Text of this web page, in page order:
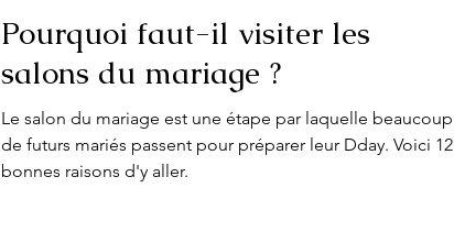
Pourquoi faut-il visiter les
salons du mariage ?
Le salon du mariage est une étape par laquelle beaucoup
de futurs mariés passent pour préparer leur Dday. Voici 12
bonnes raisons d'y aller.